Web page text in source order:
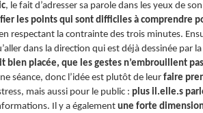
, le fait d’adresser sa parole dans les yeux de
les points qui sont difficiles à comprendre
respectant la contrainte des trois minutes.
dans la direction qui est déjà dessinée par
bien placée, que les gestes n’embrouillent
séance, donc l’idée est plutôt de leurfaire
mais aussi pour le public : plus il.elle.s
Il y a égalementune forte